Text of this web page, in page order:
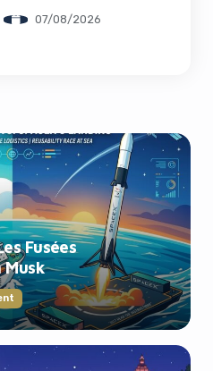
07/08/2026
Fusées
Musk